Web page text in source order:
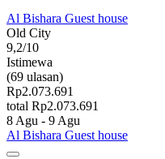
Al Bishara Guest house
Old City
9,2/10
Istimewa
(69 ulasan)
Rp2.073.691
total Rp2.073.691
8 Agu - 9 Agu
Al Bishara Guest house